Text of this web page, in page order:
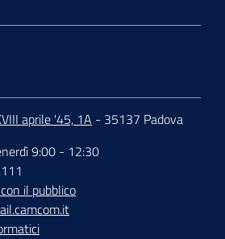
aprile '45, 1A - 35137 Padova
9:00 - 12:30
il pubblico